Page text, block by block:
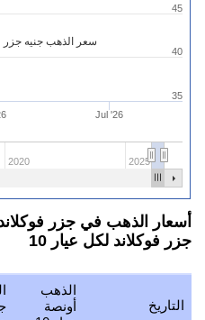
سعر الذهب جنيه جزر
Jul '26
2020 2025
40
35
45
جزر فوكلاند لكل عيار 10
التاريخ
الذهب
أونصة